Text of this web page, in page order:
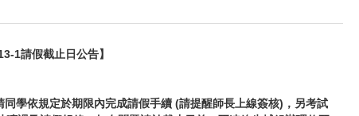
1請假截止日公告】
同學依規定於期限內完成請假手續 (請提醒師長上線簽核)，另考試